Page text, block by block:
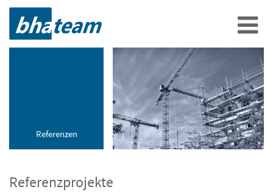
Referenzen
Referenzprojekte